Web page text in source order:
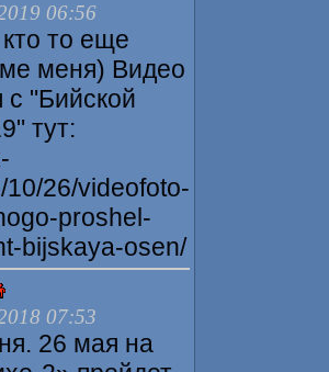
06:56
кто то еще
меня) Видео
"Бийской
тут:
26/videofoto-
proshel-
bijskaya-osen/
07:53
26 мая на